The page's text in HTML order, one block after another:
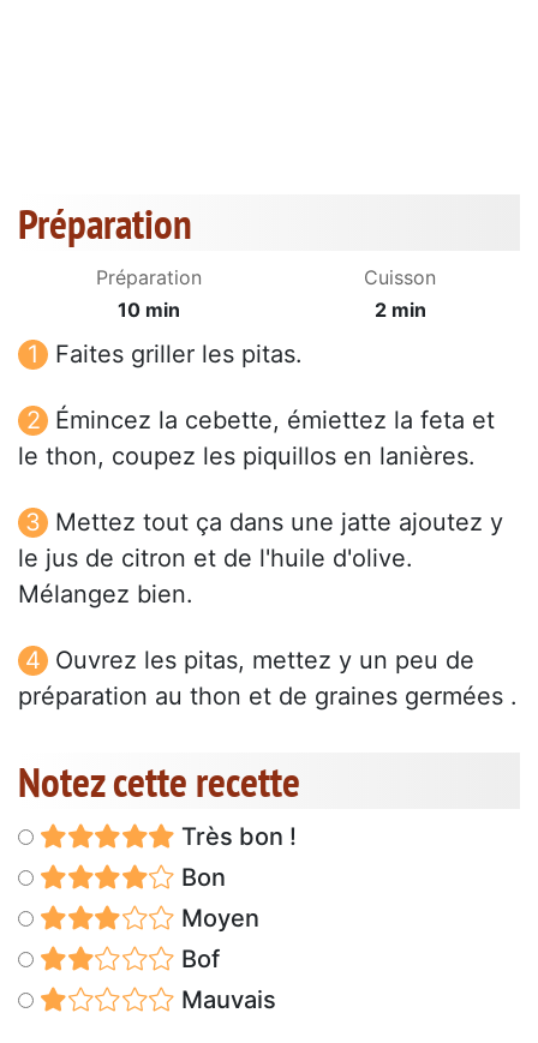
Préparation
Préparation
10 min
Cuisson
2 min
Faites griller les pitas.
Émincez la cebette, émiettez la feta et
le thon, coupez les piquillos en lanières.
Mettez tout ça dans une jatte ajoutez y
le jus de citron et de l'huile d'olive.
Mélangez bien.
Ouvrez les pitas, mettez y un peu de
préparation au thon et de graines germées .
Notez cette recette
Très bon !
Bon
Moyen
Bof
Mauvais